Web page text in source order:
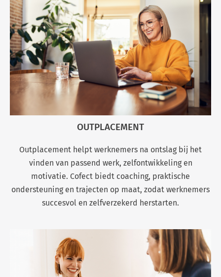
OUTPLACEMENT
Outplacement helpt werknemers na ontslag bij het
vinden van passend werk, zelfontwikkeling en
motivatie. Cofect biedt coaching, praktische
ondersteuning en trajecten op maat, zodat werknemers
succesvol en zelfverzekerd herstarten.